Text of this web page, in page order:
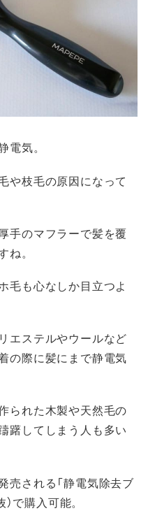
気。
や枝毛の原因になって
手のマフラーで髪を覆
。
毛も心なしか目立つよ
エステルやウールなど
の際に髪にまで静電気
られた木製や天然毛の
躇してしまう人も多い
売される「静電気除去ブ
で購入可能。